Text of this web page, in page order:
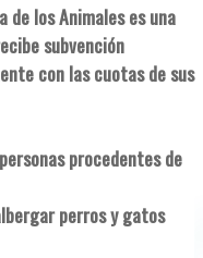
de los Animales es una
subvención
con las cuotas de sus
procedentes de
perros y gatos